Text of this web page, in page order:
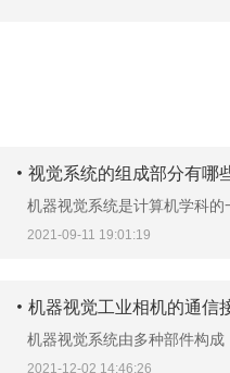
视觉系统的组成部分有哪
机器视觉系统是计算机学科的
2021-09-11 19:01:19
机器视觉工业相机的通信
机器视觉系统由多种部件构成
2021-12-02 14:46:26